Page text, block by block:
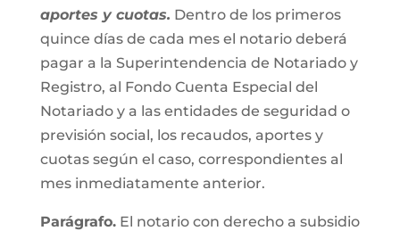
aportes y cuotas. Dentro de los primeros
quince días de cada mes el notario deberá
pagar a la Superintendencia de Notariado y
Registro, al Fondo Cuenta Especial del
Notariado y a las entidades de seguridad o
previsión social, los recaudos, aportes y
cuotas según el caso, correspondientes al
mes inmediatamente anterior.
Parágrafo.El notario con derecho a subsidio